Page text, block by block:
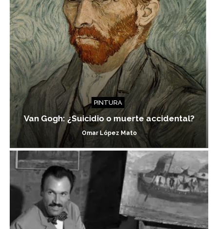
PINTURA
Van Gogh: ¿Suicidio o muerte accidental?
Omar López Mato